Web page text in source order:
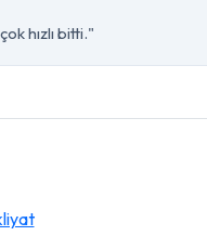
hızlı bitti."